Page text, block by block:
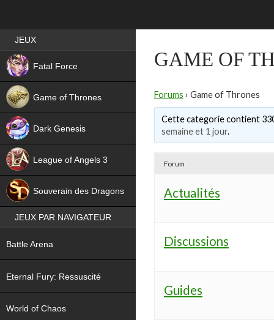
GAME OF
Forums › Game of Thrones
Cette categorie contient
semaine et 1 jour.
Forum
Actualités
Discussions
Guides
Best RPG games in France
JEUX
Fatal Force
Game of Thrones
Dark Genesis
League of Angels 3
Souverain des Dragons
JEUX PAR NAVIGATEUR
Battle Arena
Eternal Fury: Ressuscité
World of Chaos